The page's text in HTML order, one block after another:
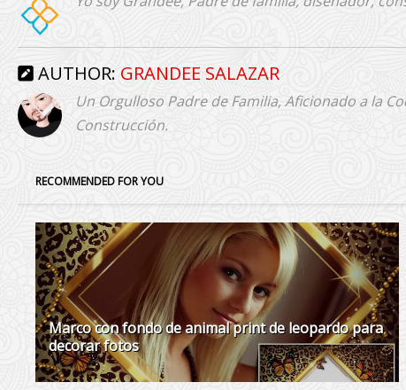
AUTHOR: GRANDEE SALAZAR
Un Orgulloso Padre de Familia, Aficionado a la
Construcción.
RECOMMENDED FOR YOU
Marco con fondo de animal print de leopardo para
decorar fotos